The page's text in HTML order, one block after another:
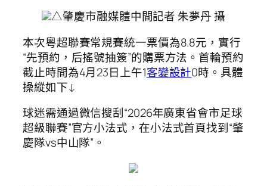
△肇慶市融媒體中間記者 朱夢丹 攝
本次粵超聯賽常規賽統一票價為8.8元，實行
“先預約，后搖號抽簽”的購票方法。首輪預約
截止時間為4月23日上午1客變設計0時。具體
操縱如下↓
球迷需通過微信搜刮“2026年廣東省會市足球
超級聯賽”官方小法式，在小法式首頁找到“肇
慶隊vs中山隊”。